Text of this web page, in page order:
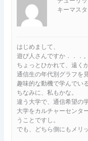
キーマス
はじめまして、
遊び人さんですか．．．。
ちょっとひかれて、遠く
通信生の年代別グラフを
趣味的な動機で学んでい
ちなみに、私もかな。
違う大学で、通信希望の
大学をカルチャーセンタ
うことですし。
でも、どちら側にもメリ